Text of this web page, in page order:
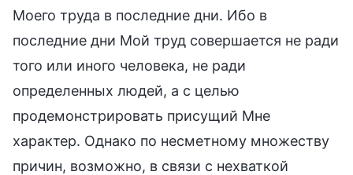
Моего труда в последние дни. Ибо в
последние дни Мой труд совершается не ради
того или иного человека, не ради
определенных людей, а с целью
продемонстрировать присущий Мне
характер. Однако по несметному множеству
причин, возможно, в связи с нехваткой